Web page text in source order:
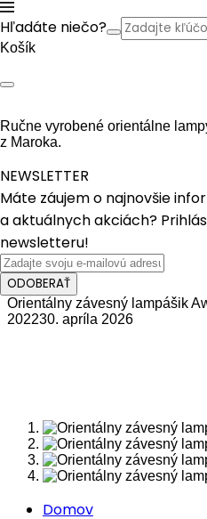
Hľadáte niečo?
Košík
Ručne vyrobené orientálne
z Maroka.
NEWSLETTER
Máte záujem o najnovšie
a aktuálnych akciách?
newsletteru!
ODOBERAŤ
Orientálny závesný lampášik
202230. apríla 2026
Domov